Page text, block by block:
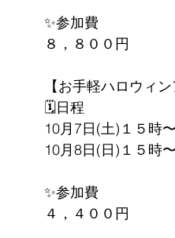
✨参加費
８，８００円
【お手軽ハロウィン
🗓日程
10月7日(土)１５時〜
10月8日(日)１５時〜
✨参加費
４，４００円